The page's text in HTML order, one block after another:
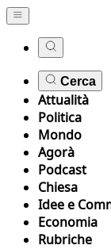
Cerca
Attualità
Politica
Mondo
Agorà
Podcast
Chiesa
Idee e
Economia
Rubriche